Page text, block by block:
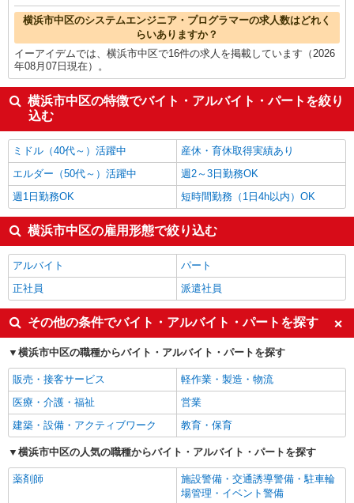
横浜市中区のシステムエンジニア・プログラマーの求人数はどれく
らいありますか？
イーアイデムでは、横浜市中区で16件の求人を掲載しています（2026
年08月07日現在）。
横浜市中区の特徴でバイト・アルバイト・パートを絞り
込む
ミドル（40代～）活躍中
産休・育休取得実績あり
エルダー（50代～）活躍中
週2～3日勤務OK
週1日勤務OK
短時間勤務（1日4h以内）OK
横浜市中区の雇用形態で絞り込む
アルバイト
パート
正社員
派遣社員
その他の条件でバイト・アルバイト・パートを探す
横浜市中区の職種からバイト・アルバイト・パートを探す
販売・接客サービス
軽作業・製造・物流
医療・介護・福祉
営業
建築・設備・アクティブワーク
教育・保育
横浜市中区の人気の職種からバイト・アルバイト・パートを探す
薬剤師
施設警備・交通誘導警備・駐車輪
場管理・イベント警備